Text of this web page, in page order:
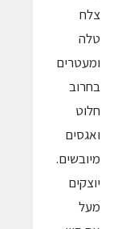
צלח
טלה
ומעטרים
בחרוב
חלוט
ואגסים
מיובשים.
יוצקים
מעל